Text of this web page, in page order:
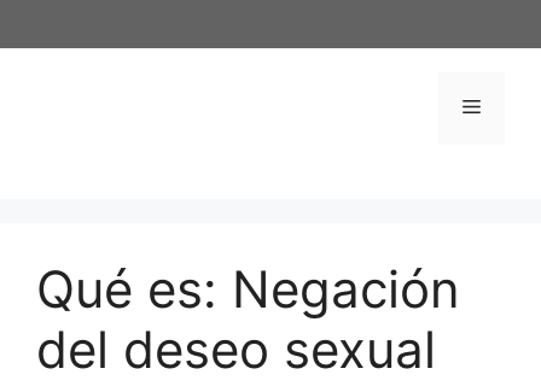
al
Menú
Qué es: Negación
del deseo sexual